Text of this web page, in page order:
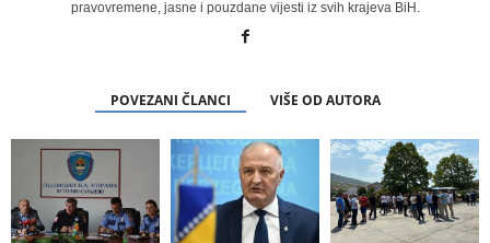
pravovremene, jasne i pouzdane vijesti iz svih krajeva BiH.
POVEZANI ČLANCI VIŠE OD AUTORA